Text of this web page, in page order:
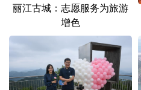
丽江古城：志愿服务为旅游
增色